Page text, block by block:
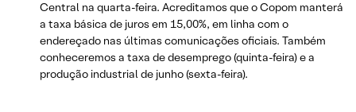
Central na quarta-feira. Acreditamos que o Copom manterá
a taxa básica de juros em 15,00%, em linha com o
endereçado nas últimas comunicações oficiais. Também
conheceremos a taxa de desemprego (quinta-feira) e a
produção industrial de junho (sexta-feira).